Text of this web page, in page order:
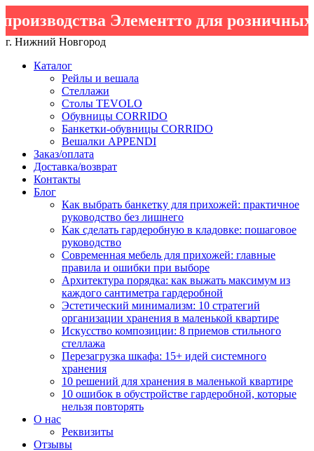
Элементто для розничных
г. Нижний Новгород
Каталог
Рейлы и вешала
Стеллажи
Столы TEVOLO
Обувницы CORRIDO
Банкетки-обувницы CORRIDO
Вешалки APPENDI
Заказ/оплата
Доставка/возврат
Контакты
Блог
Как выбрать банкетку для прихожей: практичное
руководство без лишнего
Как сделать гардеробную в кладовке: пошаговое
руководство
Современная мебель для прихожей: главные
правила и ошибки при выборе
Архитектура порядка: как выжать максимум из
каждого сантиметра гардеробной
Эстетический минимализм: 10 стратегий
организации хранения в маленькой квартире
Искусство композиции: 8 приемов стильного
стеллажа
Перезагрузка шкафа: 15+ идей системного
хранения
10 решений для хранения в маленькой квартире
10 ошибок в обустройстве гардеробной, которые
нельзя повторять
О нас
Реквизиты
Отзывы